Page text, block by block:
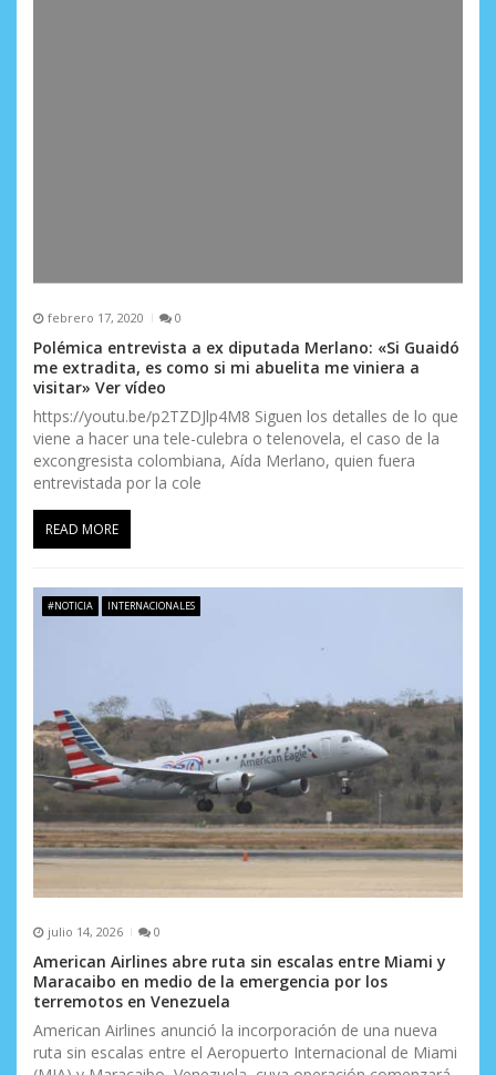
febrero 17, 2020 0
Polémica entrevista a ex diputada Merlano: «Si Guaidó
me extradita, es como si mi abuelita me viniera a
visitar» Ver vídeo
https://youtu.be/p2TZDJlp4M8 Siguen los detalles de lo que
viene a hacer una tele-culebra o telenovela, el caso de la
excongresista colombiana, Aída Merlano, quien fuera
entrevistada por la cole
READ MORE
#NOTICIA INTERNACIONALES
julio 14, 2026 0
American Airlines abre ruta sin escalas entre Miami y
Maracaibo en medio de la emergencia por los
terremotos en Venezuela
American Airlines anunció la incorporación de una nueva
ruta sin escalas entre el Aeropuerto Internacional de Miami